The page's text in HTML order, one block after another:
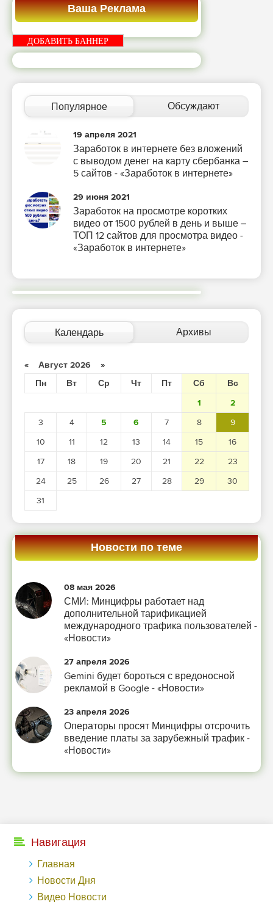
Ваша Реклама
ДОБАВИТЬ БАННЕР
Популярное Обсуждают
19 апреля 2021
Заработок в интернете без вложений
с выводом денег на карту сбербанка –
5 сайтов - «Заработок в интернете»
29 июня 2021
Заработок на просмотре коротких
видео от 1500 рублей в день и выше –
ТОП 12 сайтов для просмотра видео -
«Заработок в интернете»
Календарь Архивы
« Август 2026 »
Пн
Вт Ср Чт Пт Сб
Вс
1
2
3
4 5 6 7 8
9
10
11 12 13 14 15
16
17
18 19 20 21 22
23
24
25 26 27 28 29
30
31
Новости по теме
08 мая 2026
СМИ: Минцифры работает над
дополнительной тарификацией
международного трафика пользователей -
«Новости»
27 апреля 2026
Gemini будет бороться с вредоносной
рекламой в Google - «Новости»
23 апреля 2026
Операторы просят Минцифры отсрочить
введение платы за зарубежный трафик -
«Новости»
Навигация
Главная
Новости Дня
Видео Новости